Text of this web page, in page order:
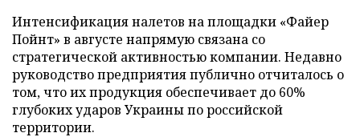
Интенсификация налетов на площадки «Файер
Пойнт» в августе напрямую связана со
стратегической активностью компании. Недавно
руководство предприятия публично отчиталось о
том, что их продукция обеспечивает до 60%
глубоких ударов Украины по российской
территории.